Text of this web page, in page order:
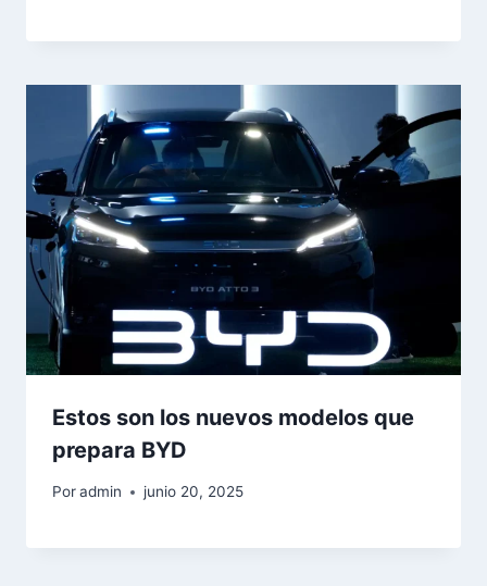
Estos son los nuevos modelos que
prepara BYD
Poradmin junio 20, 2025